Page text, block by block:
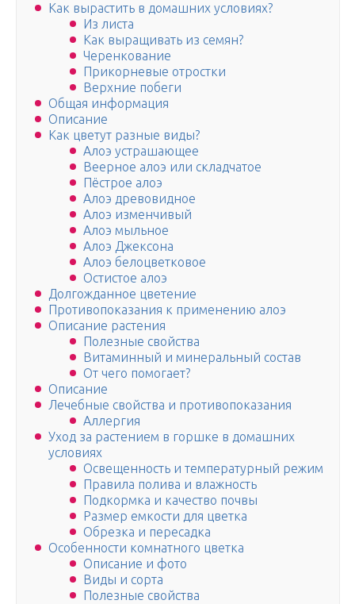
Как вырастить в домашних условиях?
Из листа
Как выращивать из семян?
Черенкование
Прикорневые отростки
Верхние побеги
Общая информация
Описание
Как цветут разные виды?
Алоэ устрашающее
Веерное алоэ или складчатое
Пёстрое алоэ
Алоэ древовидное
Алоэ изменчивый
Алоэ мыльное
Алоэ Джексона
Алоэ белоцветковое
Остистое алоэ
Долгожданное цветение
Противопоказания к применению алоэ
Описание растения
Полезные свойства
Витаминный и минеральный состав
От чего помогает?
Описание
Лечебные свойства и противопоказания
Аллергия
Уход за растением в горшке в домашних
условиях
Освещенность и температурный режим
Правила полива и влажность
Подкормка и качество почвы
Размер емкости для цветка
Обрезка и пересадка
Особенности комнатного цветка
Описание и фото
Виды и сорта
Полезные свойства